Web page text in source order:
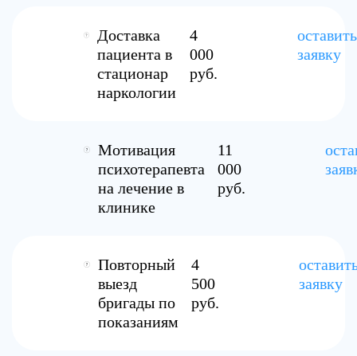
Доставка
пациента в
стационар
наркологии
4
000
руб.
оставить
заявку
Мотивация
психотерапевта
на лечение в
клинике
11
000
руб.
Повторный
выезд
бригады по
показаниям
4
500
руб.
заявку